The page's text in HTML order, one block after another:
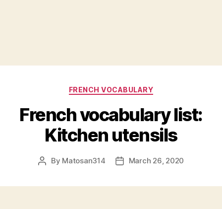
Categories
FRENCH VOCABULARY
French vocabulary list:
Kitchen utensils
Post
By Matosan314
PostMarch 26, 2020